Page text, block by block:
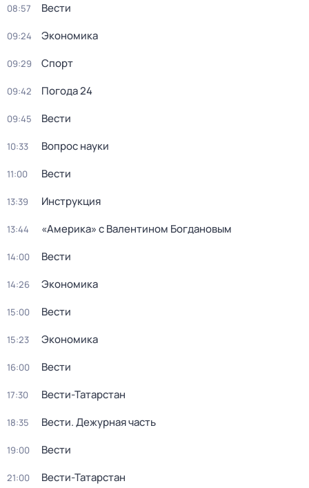
08:57 Вести
09:24 Экономика
09:29 Спорт
09:42 Погода 24
09:45 Вести
10:33 Вопрос науки
11:00 Вести
13:39 Инструкция
13:44 «Америка» с Валентином Богдановым
14:00 Вести
14:26 Экономика
15:00 Вести
15:23 Экономика
16:00 Вести
17:30 Вести-Татарстан
18:35 Вести. Дежурная часть
19:00 Вести
21:00 Вести-Татарстан